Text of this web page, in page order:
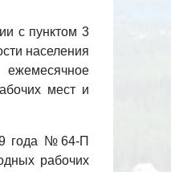
с пунктом 3
населения
мест и
года №64-П
рабочих